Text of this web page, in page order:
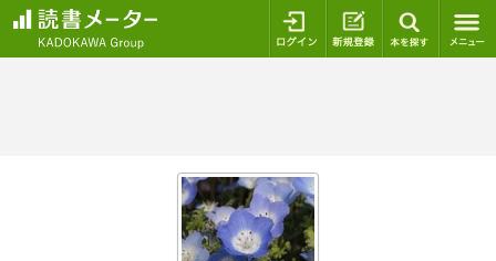
ログイン 新規登録